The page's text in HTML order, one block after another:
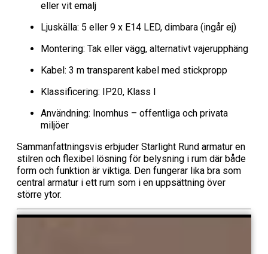
eller vit emalj
Ljuskälla: 5 eller 9 x E14 LED, dimbara (ingår ej)
Montering: Tak eller vägg, alternativt vajerupphäng
Kabel: 3 m transparent kabel med stickpropp
Klassificering: IP20, Klass I
Användning: Inomhus – offentliga och privata
miljöer
Sammanfattningsvis erbjuder Starlight Rund armatur en
stilren och flexibel lösning för belysning i rum där både
form och funktion är viktiga. Den fungerar lika bra som
central armatur i ett rum som i en uppsättning över
större ytor.